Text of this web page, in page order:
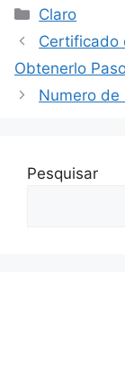
Categorías
Claro
Certificado
Obtenerlo
Numero de
Pesquisar